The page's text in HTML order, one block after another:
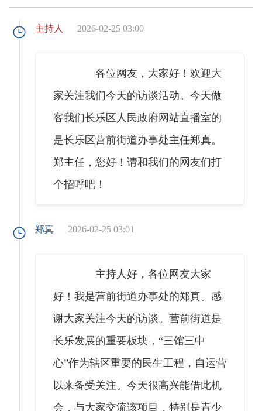
主持人 2026-02-25 03:00
各位网友，大家好！欢迎大
家关注我们今天的访谈活动。今天做
客我们长乐区人民政府网站直播室的
是长乐区营前街道办事处主任郑真。
郑主任，您好！请和我们的网友们打
个招呼吧！
郑真 2026-02-25 03:01
主持人好，各位网友大家
好！我是营前街道办事处的郑真。感
谢大家关注今天的访谈。营前街道是
长乐发展的重要板块，“三馆三中
心”作为辖区重要的民生工程，自运营
以来备受关注。今天很高兴能借此机
会，与大家交流该项目，特别是青少